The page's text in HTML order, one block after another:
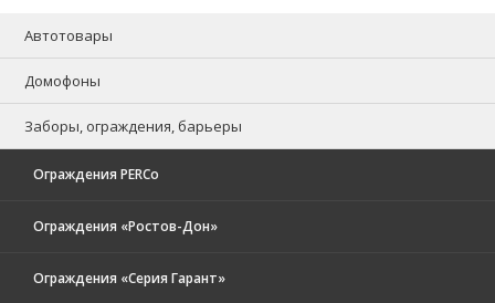
Автотовары
Домофоны
Заборы, ограждения, барьеры
Ограждения PERCo
Ограждения «Ростов-Дон»
Ограждения «Серия Гарант»